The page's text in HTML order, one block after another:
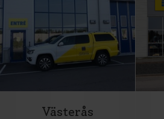
Västerås